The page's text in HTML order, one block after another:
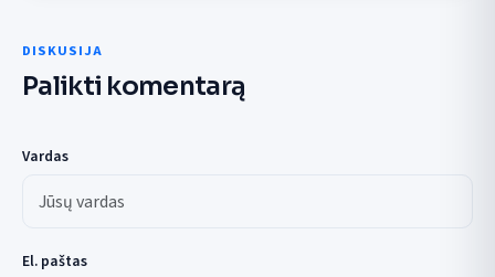
DISKUSIJA
Palikti komentarą
Vardas
El. paštas